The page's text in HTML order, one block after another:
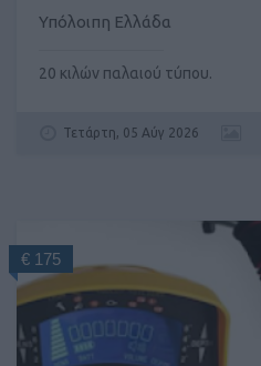
Υπόλοιπη Ελλάδα
20 κιλών παλαιού τύπου.
Τετάρτη, 05 Αύγ 2026
€ 175